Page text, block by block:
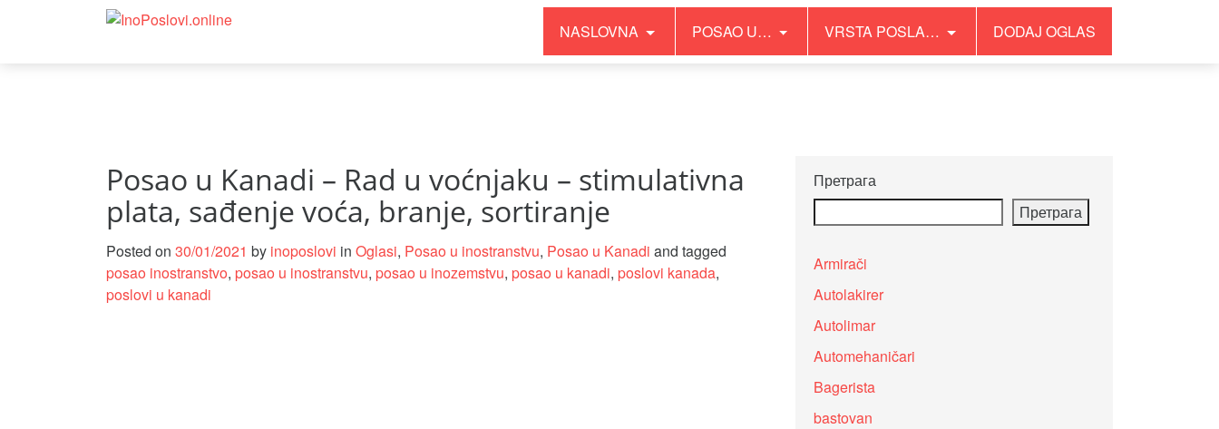
: Function curl_close() is deprecated since 8.5, as it has no effect since PHP 8.0 in/home/inopgyvd/public_html/wp-content/plugins/wonderpush-web-push-
NASLOVNA POSAO U… VRSTA POSLA… DODAJ OGLAS
Posao u Kanadi – Rad u voćnjaku – stimulativna
plata, sađenje voća, branje, sortiranje
Posted on 30/01/2021 by inoposlovi in Oglasi, Posao u inostranstvu, Posao u Kanadi and tagged
posao inostranstvo, posao u inostranstvu, posao u inozemstvu, posao u kanadi, poslovi kanada,
poslovi u kanadi
Претрага
Претрага
Armirači
Autolakirer
Autolimar
Automehaničari
Bagerista
bastovan